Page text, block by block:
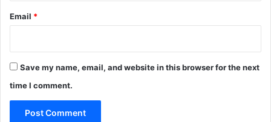
Email *
Save my name, email, and website in this browser for the next
time I comment.